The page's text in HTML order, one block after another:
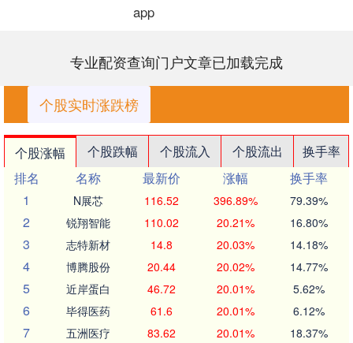
app
专业配资查询门户文章已加载完成
个股实时涨跌榜
个股涨幅 个股跌幅 个股流入 个股流出
换手率
排名
名称 最新价 涨幅
换手率
1
N展芯 116.52 396.89% 79.39%
2 锐翔智能 110.02 20.21% 16.80%
3 志特新材 14.8 20.03% 14.18%
4 博腾股份 20.44 20.02% 14.77%
5 近岸蛋白 46.72 20.01% 5.62%
6 毕得医药 61.6 20.01% 6.12%
7 五洲医疗 83.62 20.01% 18.37%